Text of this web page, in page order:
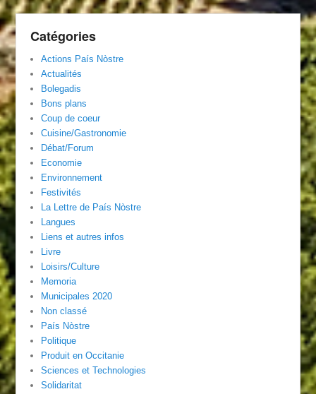
Catégories
Actions País Nòstre
Actualités
Bolegadis
Bons plans
Coup de coeur
Cuisine/Gastronomie
Débat/Forum
Economie
Environnement
Festivités
La Lettre de País Nòstre
Langues
Liens et autres infos
Livre
Loisirs/Culture
Memoria
Municipales 2020
Non classé
País Nòstre
Politique
Produit en Occitanie
Sciences et Technologies
Solidaritat